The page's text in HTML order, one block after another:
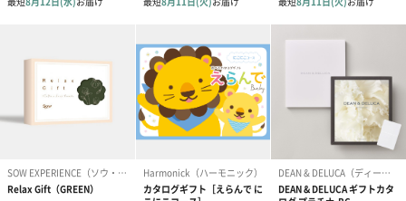
アールグレイ（HAPPY
BIRTHDAY TO YOU）
（660円）
アールグレイティー
（660円）
フルーツティ
円）